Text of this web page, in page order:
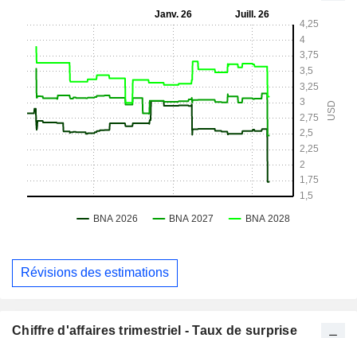
Révisions des estimations
Chiffre d'affaires trimestriel - Taux de surprise